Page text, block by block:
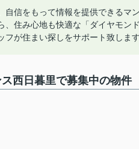
自信をもって情報を提供できるマ
、住み心地も快適な「ダイヤモ
フが住まい探しをサポート致しま
西日暮里で募集中の物件